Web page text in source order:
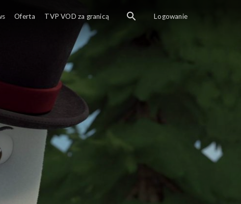
Oferta TVP VOD za granicą Logowanie